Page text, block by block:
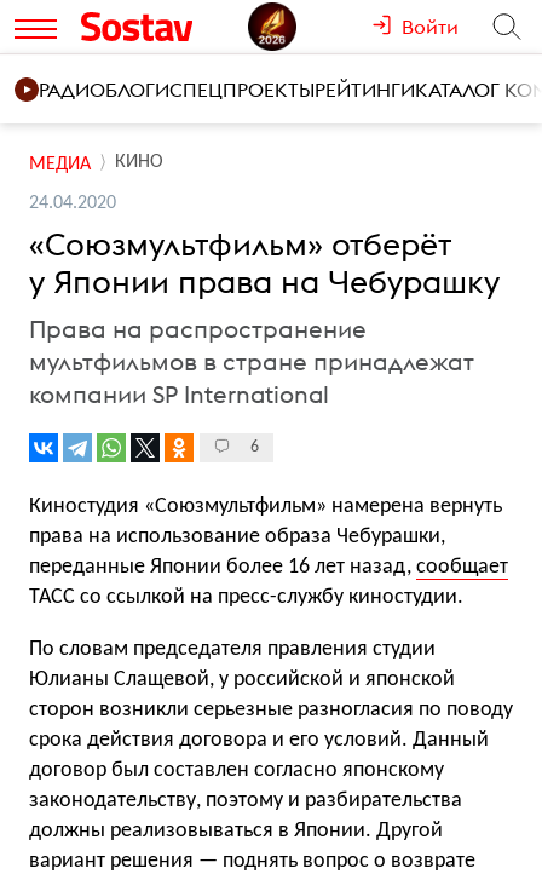
Войти
РАДИОБЛОГИСПЕЦПРОЕКТЫРЕЙТИНГИКАТАЛОГ
МЕДИА КИНО
24.04.2020
«Союзмультфильм» отберёт
у Японии права на Чебурашку
Права на распространение
мультфильмов в стране принадлежат
компании SP International
6
Киностудия «Союзмультфильм» намерена вернуть
права на использование образа Чебурашки,
переданные Японии более 16 лет назад, сообщает
ТАСС со ссылкой на пресс-службу киностудии.
По словам председателя правления студии
Юлианы Слащевой, у российской и японской
сторон возникли серьезные разногласия по поводу
срока действия договора и его условий. Данный
договор был составлен согласно японскому
законодательству, поэтому и разбирательства
должны реализовываться в Японии. Другой
вариант решения — поднять вопрос о возврате